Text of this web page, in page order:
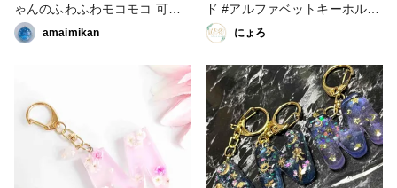
ゃんのふわふわモコモコ 可愛
らしくしてみました。 遅くな
ってすみません！！ #アンバサ
うさぎ #アルファベットモール
amaimikan
ド #アルファベットキーホルダ
ー #アルファベット #イニシャ
ルモールド #イニシャルキーホ
ルダー #イニシャル #レジンキ
ーホルダー #こまりっこ #秋の
作品コンテスト2024
にょろ